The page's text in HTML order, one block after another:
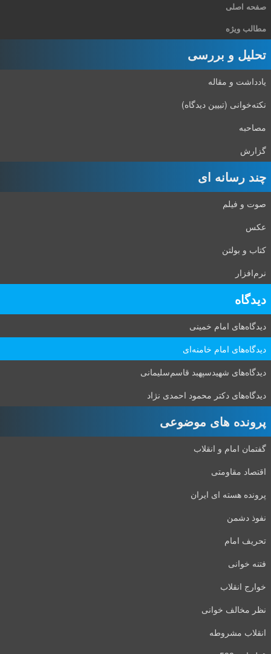
صفحه اصلی
مطالب ویژه
تحلیل و بررسی
یادداشت و مقاله
نکته‌خوانی (تبیین دیدگاه)
مصاحبه
گزارش
چند رسانه ای
صوت و فیلم
عکس
کتاب و بولتن
نرم‌افزار
دیدگاه‌
دیدگاه‌های امام خمینی
دیدگاه‌های امام خامنه‌ای
دیدگاه‌های شهید‌سپهبد قاسم‌سلیمانی
دیدگاه‌های دکتر محمود احمدی نژاد
پرونده های موضوعی
گفتمان امام و انقلاب
اقتصاد مقاومتی
پرونده هسته ای ایران
نفوذ دشمن
تحریف امام
فتنه خوانی
خوارج انقلاب
نظر مخالف خوانی
انقلاب مشروطه